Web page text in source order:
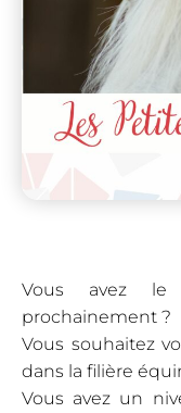
Vous avez le
prochainement ?
Vous souhaitez
dans la filière
Vous avez un